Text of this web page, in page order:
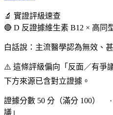
🔬 實證評級速查
🔴 D 反證據維生素 B12 × 高同
白話說：主流醫學認為無效、
⚠️ 這條評級偏向「反面／有爭
下方來源已含對立證據。
證據分數 50 分（滿分 100）
議」